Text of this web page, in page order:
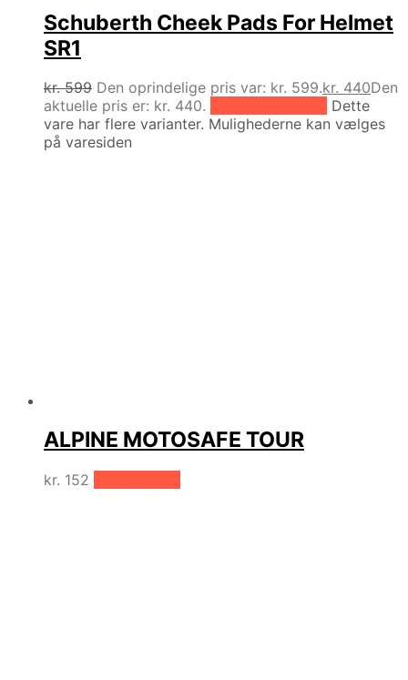
Schuberth Cheek Pads For Helmet
SR1
kr.599 Den oprindelige pris var: kr. 599.kr. 440Den
aktuelle pris er: kr. 440.
Dette
vare har flere varianter. Mulighederne kan vælges
på varesiden
ALPINE MOTOSAFE TOUR
kr. 152